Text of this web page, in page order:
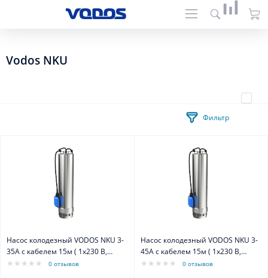
Vodos NKU
Фильтр
Насос колодезный VODOS NKU 3-
35А с кабелем 15м ( 1х230 В,
0.75кВт, Rp 1 1/4")
0 отзывов
Насос колодезный VODOS NKU 3-
45А с кабелем 15м ( 1х230 В,
0.92кВт, Rp 1 1/4")
0 отзывов